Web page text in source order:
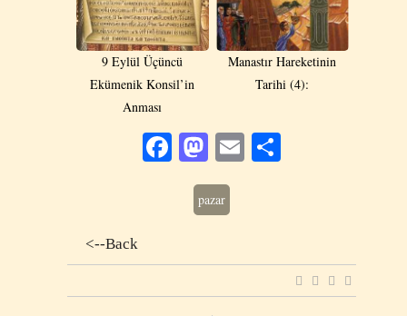
9 Eylül Üçüncü
Ekümenik Konsil’in
Anması
Manastır Hareketinin
Tarihi (4):
Facebook
Mastodon
Email
pazar
<--Back